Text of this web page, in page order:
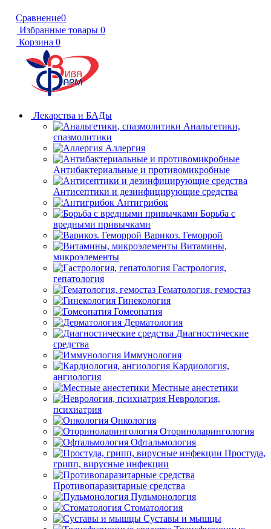
Сравнение0
Избранные товары 0
Корзина 0
Лекарства и БАДы
Анальгетики,
спазмолитики
Аллергия
Антибактериальные и противомикробные
Антисептики и дезинфицирующие средства
Антигрибок
Борьба с
вредными привычками
Варикоз. Геморрой
Витамины,
микроэлементы
Гастрология,
гепатология
Гематология, гемостаз
Гинекология
Гомеопатия
Дерматология
Диагностические
средства
Иммунология
Кардиология,
ангиология
Местные анестетики
Неврология,
психиатрия
Онкология
Оториноларингология
Офтальмология
Простуда,
грипп, вирусные инфекции
Противопаразитарные средства
Пульмонология
Стоматология
Суставы и мышцы